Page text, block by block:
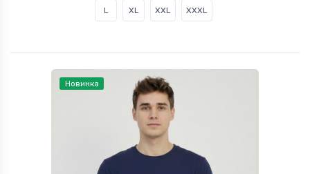
L XL XXL XXXL
Новинка